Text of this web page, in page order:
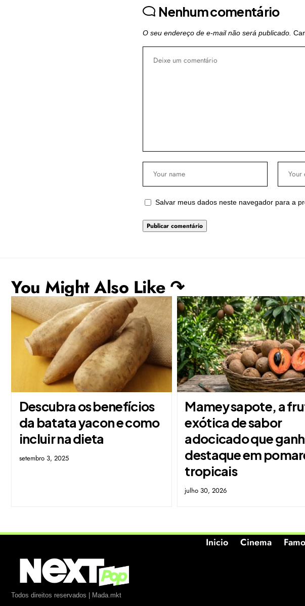
Nenhum comentário
O seu endereço de e-mail não será publicado.
Salvar meus dados neste navegador para a
You Might Also Like ↷
Descubra os benefícios
da batata yacon e como
incluir na dieta
setembro 3, 2025
Mamey sapote, a
exótica de sabor
adocicado que
destaque em
tropicais
julho 30, 2026
Inicio Cinema
Todos direitos reservados | Mada.mkt